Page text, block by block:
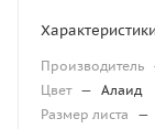
Характеристики
Производитель
Цвет — Алаид
Размер листа
—